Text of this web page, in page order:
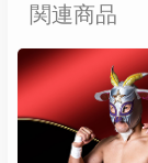
関連商品